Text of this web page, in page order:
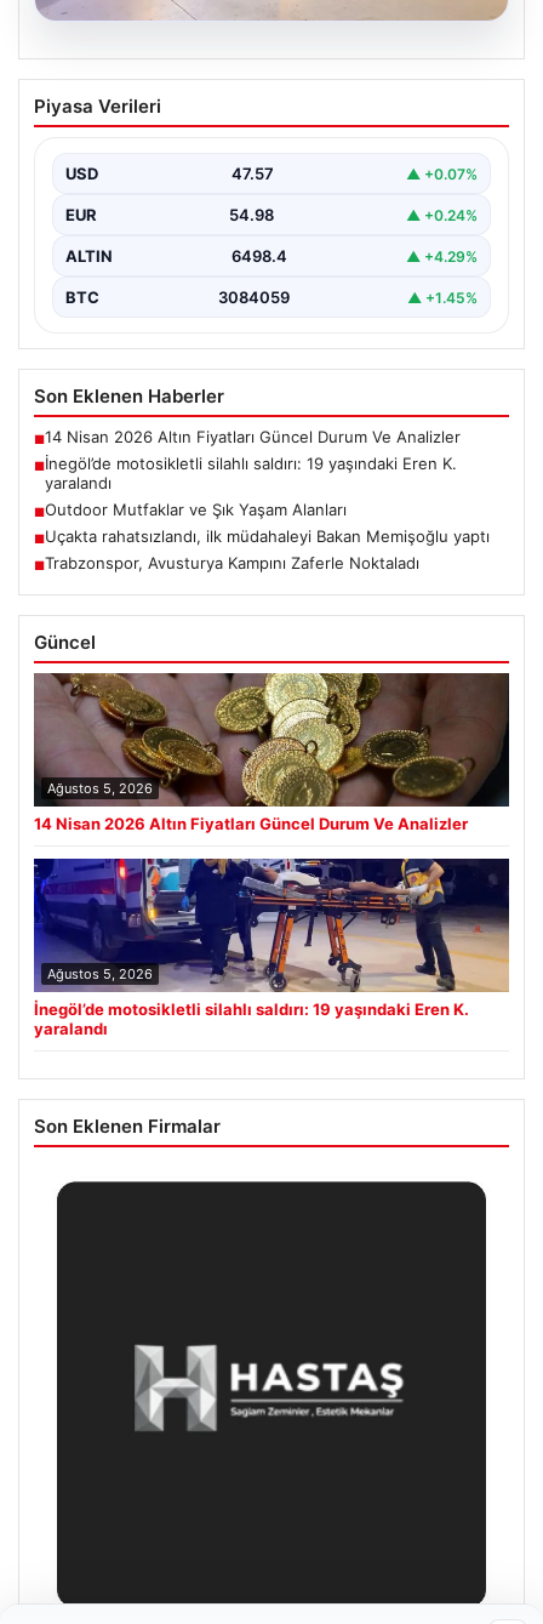
05.08.2026
İnegöl’de motosikletli silahlı saldırı: 19
yaşındaki Eren K. yaralandı
tüfekle ateş açması sonucu 19 yaşındaki Eren…
Piyasa Verileri
USD 47.57 ▲ +0.07%
EUR 54.98 ▲ +0.24%
ALTIN 6498.4 ▲ +4.29%
BTC 3084059 ▲ +1.45%
Son Eklenen Haberler
■14 Nisan 2026 Altın Fiyatları Güncel Durum Ve Analizler
■İnegöl’de motosikletli silahlı saldırı: 19 yaşındaki Eren K.
yaralandı
■Outdoor Mutfaklar ve Şık Yaşam Alanları
■Uçakta rahatsızlandı, ilk müdahaleyi Bakan Memişoğlu yaptı
■Trabzonspor, Avusturya Kampını Zaferle Noktaladı
Güncel
Ağustos 5, 2026
14 Nisan 2026 Altın Fiyatları Güncel Durum Ve Analizler
Ağustos 5, 2026
İnegöl’de motosikletli silahlı saldırı: 19 yaşındaki Eren K.
yaralandı
Son Eklenen Firmalar